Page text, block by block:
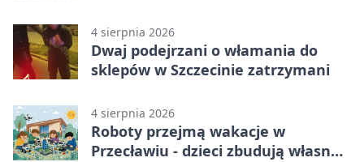
4 sierpnia 2026
Dwaj podejrzani o włamania do
sklepów w Szczecinie zatrzymani
4 sierpnia 2026
Roboty przejmą wakacje w
Przecławiu - dzieci zbudują własne